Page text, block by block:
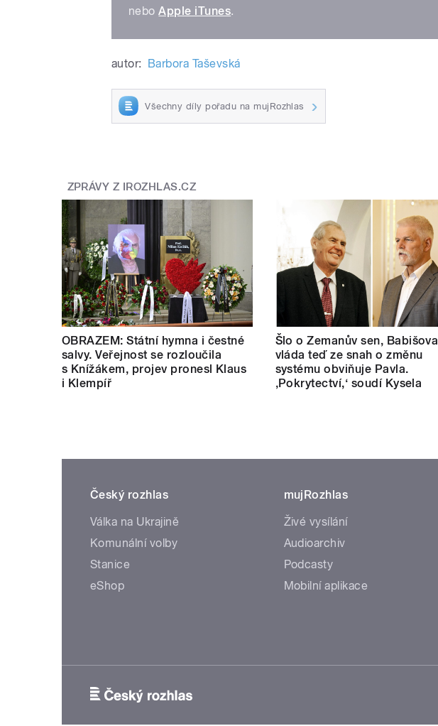
neboApple iTunes.
autor: Barbora Taševská
Všechny díly pořadu na mujRozhlas
ZPRÁVY Z IROZHLAS.CZ
OBRAZEM: Státní hymna i čestné
salvy. Veřejnost se rozloučila
s Knížákem, projev pronesl Klaus
i Klempíř
Šlo o Zemanův sen, Babišova
vláda teď ze snah o změnu
systému obviňuje Pavla.
‚Pokrytectví,‘ soudí Kysela
Český rozhlas
Válka na Ukrajině
Komunální volby
Stanice
eShop
mujRozhlas
Živé vysílání
Audioarchiv
Podcasty
Mobilní aplikace